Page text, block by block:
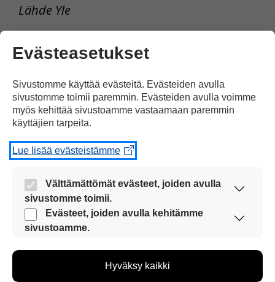
Lähde Yle
muistomerkillä.
Tulosta uutinen
Evästeasetukset
Sivustomme käyttää evästeitä. Evästeiden avulla
sivustomme toimii paremmin. Evästeiden avulla voimme
myös kehittää sivustoamme vastaamaan paremmin
käyttäjien tarpeita.
Lue lisää evästeistämme
Välttämättömät evästeet, joiden avulla
sivustomme toimii.
Nämä evästeet ovat aina käytössä, jotta
sivustoamme voi käyttää sujuvasti ja turvallisesti.
Evästeet, joiden avulla kehitämme
sivustoamme.
kehittää sivustoamme vastaamaan paremmin
Hyväksy kaikki